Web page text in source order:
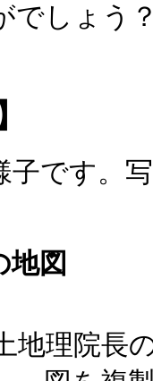
でしょう
子です。
地図
理院長